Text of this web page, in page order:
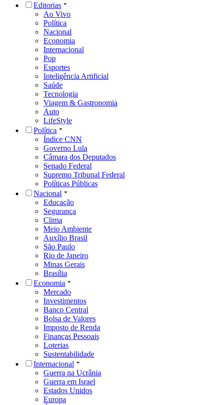
Editorias
Ao Vivo
Política
Nacional
Economia
Internacional
Pop
Esportes
Inteligência Artificial
Saúde
Tecnologia
Viagem & Gastronomia
Auto
LifeStyle
Política
Índice CNN
Governo Lula
Câmara dos Deputados
Senado Federal
Supremo Tribunal Federal
Políticas Públicas
Nacional
Educação
Segurança
Clima
Meio Ambiente
Auxílio Brasil
São Paulo
Rio de Janeiro
Minas Gerais
Brasília
Economia
Mercado
Investimentos
Banco Central
Bolsa de Valores
Imposto de Renda
Finanças Pessoais
Loterias
Sustentabilidade
Internacional
Guerra na Ucrânia
Guerra em Israel
Estados Unidos
Europa